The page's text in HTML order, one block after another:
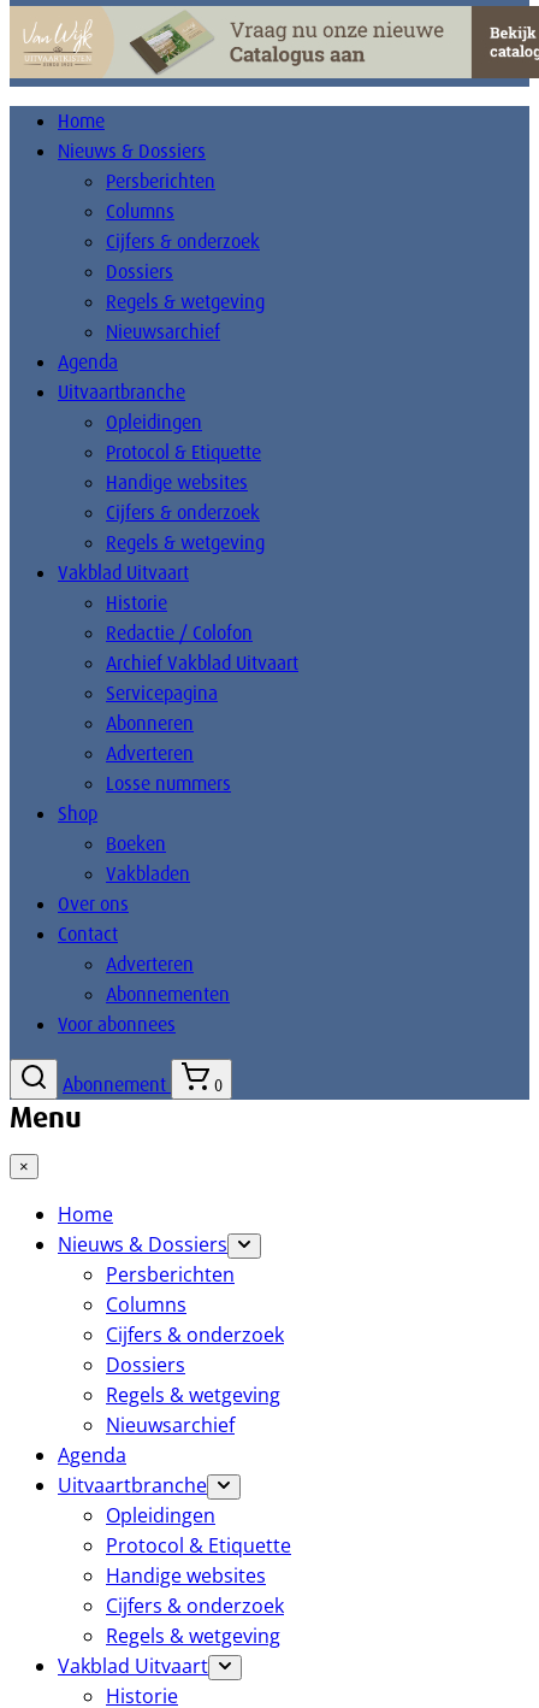
Home
Nieuws & Dossiers
Persberichten
Columns
Cijfers & onderzoek
Dossiers
Regels & wetgeving
Nieuwsarchief
Agenda
Uitvaartbranche
Opleidingen
Protocol & Etiquette
Handige websites
Cijfers & onderzoek
Regels & wetgeving
Vakblad Uitvaart
Historie
Redactie / Colofon
Archief Vakblad Uitvaart
Servicepagina
Abonneren
Adverteren
Losse nummers
Shop
Boeken
Vakbladen
Over ons
Contact
Adverteren
Abonnementen
Voor abonnees
Abonnement 0
Menu
×
Home
Nieuws & Dossiers
Persberichten
Columns
Cijfers & onderzoek
Dossiers
Regels & wetgeving
Nieuwsarchief
Agenda
Uitvaartbranche
Opleidingen
Protocol & Etiquette
Handige websites
Cijfers & onderzoek
Regels & wetgeving
Vakblad Uitvaart
Historie